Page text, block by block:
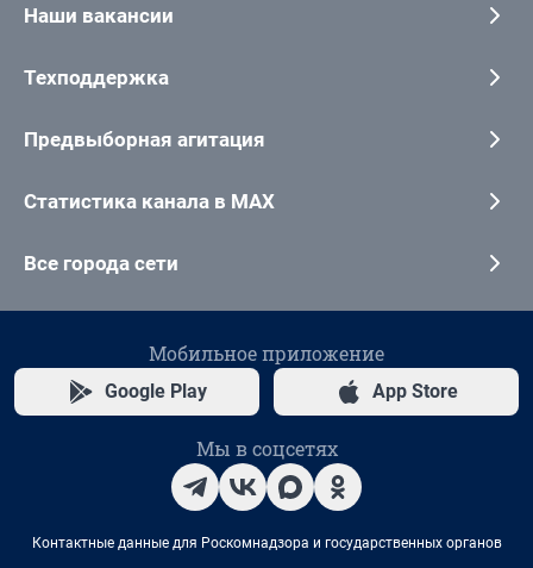
Наши вакансии
Техподдержка
Предвыборная агитация
Статистика канала в MAX
Все города сети
Мобильное приложение
Google Play App Store
Мы в соцсетях
Контактные данные для Роскомнадзора и государственных органов